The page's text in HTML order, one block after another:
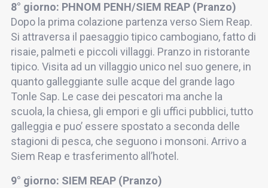
8° giorno: PHNOM PENH/SIEM REAP (Pranzo)
Dopo la prima colazione partenza verso Siem Reap.
Si attraversa il paesaggio tipico cambogiano, fatto di
risaie, palmeti e piccoli villaggi. Pranzo in ristorante
tipico. Visita ad un villaggio unico nel suo genere, in
quanto galleggiante sulle acque del grande lago
Tonle Sap. Le case dei pescatori ma anche la
scuola, la chiesa, gli empori e gli uffici pubblici, tutto
galleggia e puo’ essere spostato a seconda delle
stagioni di pesca, che seguono i monsoni. Arrivo a
Siem Reap e trasferimento all’hotel.
9° giorno: SIEM REAP (Pranzo)